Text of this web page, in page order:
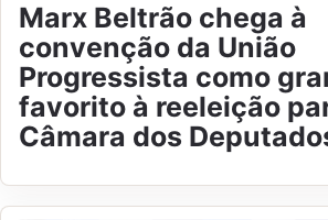
Marx Beltrão chega à
convenção da União
Progressista como
favorito à reeleição
Câmara dos